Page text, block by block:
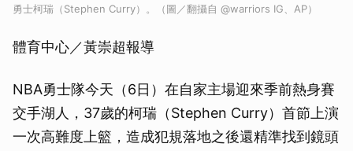
勇士柯瑞（Stephen Curry）。（圖／翻攝自 @warriors IG、AP）
體育中心／黃崇超報導
NBA勇士隊今天（6日）在自家主場迎來季前熱身賽
交手湖人，37歲的柯瑞（Stephen Curry）首節上演
一次高難度上籃，造成犯規落地之後還精準找到鏡頭